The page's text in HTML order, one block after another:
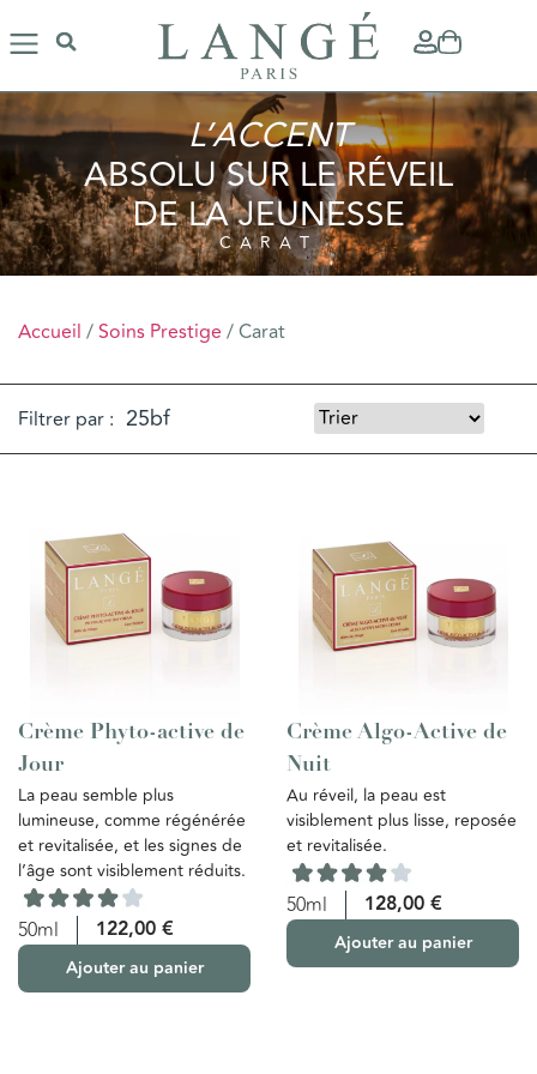
L’ACCENT
ABSOLU SUR LE RÉVEIL
DE LA JEUNESSE
CARAT
Accueil /Soins Prestige / Carat
Filtrer par :
Crème Phyto-active de
Jour
La peau semble plus
lumineuse, comme régénérée
et revitalisée, et les signes de
l’âge sont visiblement réduits.
50ml 122,00 €
Ajouter au panier
Crème Algo-Active de
Nuit
Au réveil, la peau est
visiblement plus lisse, reposée
et revitalisée.
50ml 128,00 €
Ajouter au panier